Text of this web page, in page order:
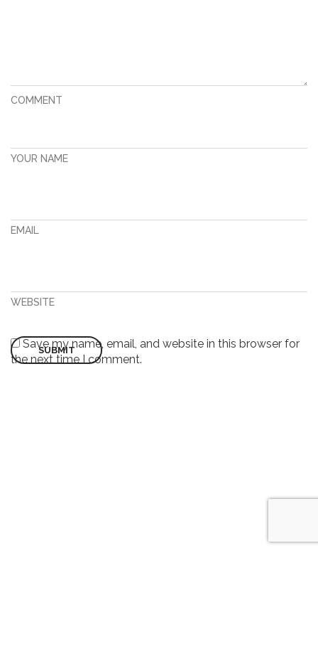
COMMENT
YOUR NAME
EMAIL
WEBSITE
Save my name, email, and website in this browser for
the next time I comment.